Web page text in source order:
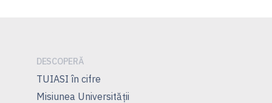
DESCOPERĂ
TUIASI în cifre
Misiunea Universităţii